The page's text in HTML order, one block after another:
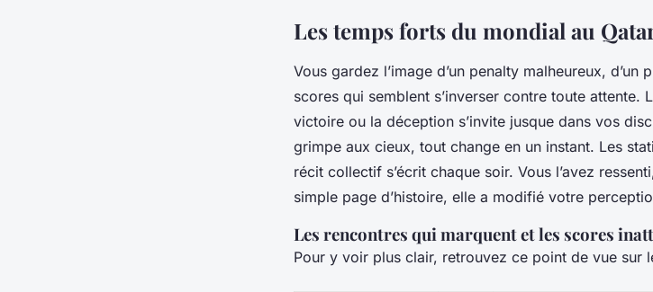
Les temps forts du mondial au
Vous gardez l’image d’un penalty malheureux,
scores qui semblent s’inverser contre toute attente.
victoire ou la déception s’invite jusque dans vos
grimpe aux cieux, tout change en un instant. Les
récit collectif s’écrit chaque soir. Vous l’avez
simple page d’histoire, elle a modifié votre
Les rencontres qui marquent et les scores
Pour y voir plus clair, retrouvez ce point de vue sur